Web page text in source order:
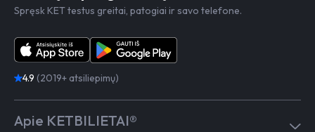
Spręsk KET testus greitai, patogiai ir savo telefone.
4.9 (2019+ atsiliepimų)
Apie KETBILIETAI®